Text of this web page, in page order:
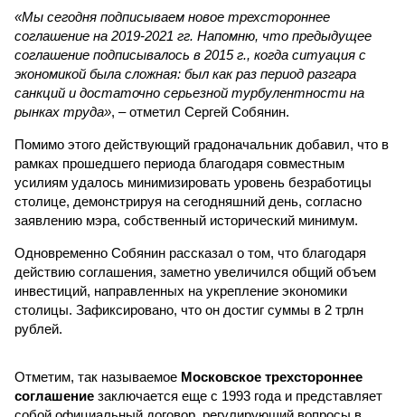
«Мы сегодня подписываем новое трехстороннее
соглашение на 2019-2021 гг. Напомню, что предыдущее
соглашение подписывалось в 2015 г., когда ситуация с
экономикой была сложная: был как раз период разгара
санкций и достаточно серьезной турбулентности на
рынках труда», – отметил Сергей Собянин.
Помимо этого действующий градоначальник добавил, что в
рамках прошедшего периода благодаря совместным
усилиям удалось минимизировать уровень безработицы
столице, демонстрируя на сегодняшний день, согласно
заявлению мэра, собственный исторический минимум.
Одновременно Собянин рассказал о том, что благодаря
действию соглашения, заметно увеличился общий объем
инвестиций, направленных на укрепление экономики
столицы. Зафиксировано, что он достиг суммы в 2 трлн
рублей.
Отметим, так называемое Московское трехстороннее
соглашение заключается еще с 1993 года и представляет